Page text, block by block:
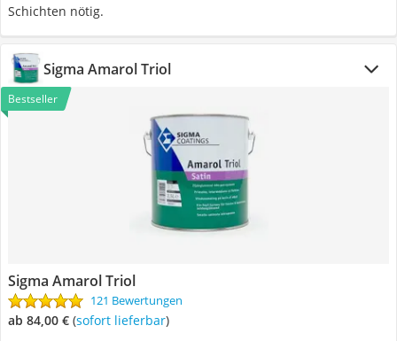
Schichten nötig.
Sigma Amarol Triol
Bestseller
Sigma Amarol Triol
121 Bewertungen
ab 84,00 € ( Sofort lieferbar)